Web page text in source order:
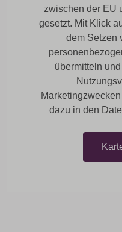
zwischen der EU
gesetzt. Mit Klick
dem Setzen
übermitteln
dazu in den